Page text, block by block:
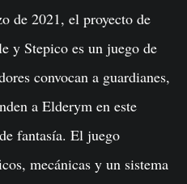
de 2021, el proyecto de
y Stepico es un juego de
convocan a guardianes,
a Elderym en este
fantasía. El juego
mecánicas y un sistema